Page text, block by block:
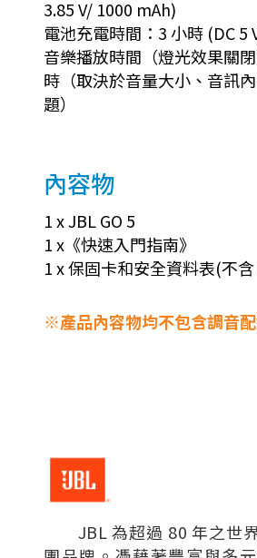
3.85 V/ 1000 mAh)
電池充電時間：3 小時 (DC 5
音樂播放時間（燈光效果關
時（取決於音量大小、音訊
題）
內容物
1 x JBL GO 5
1 x《快速入門指南》
1 x 保固卡和安全資料表(不含
※產品內容物均不包含調音
JBL 為超過 80 年之世